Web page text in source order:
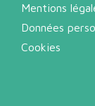
Mentions
Données
Cookies